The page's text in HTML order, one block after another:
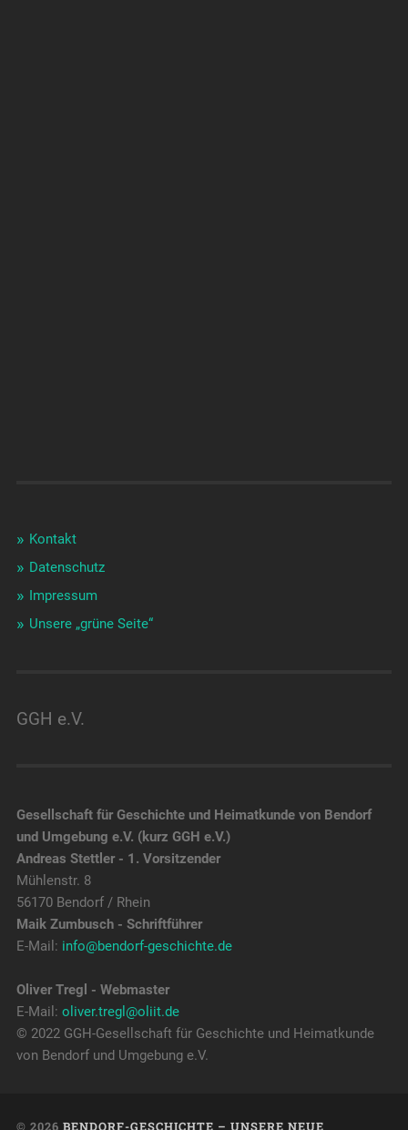
Kontakt
Datenschutz
Impressum
Unsere „grüne Seite“
GGH e.V.
Gesellschaft für Geschichte und Heimatkunde von Bendorf
und Umgebung e.V. (kurz GGH e.V.)
Andreas Stettler - 1. Vorsitzender
Mühlenstr. 8
56170 Bendorf / Rhein
Maik Zumbusch - Schriftführer
E-Mail: info@bendorf-geschichte.de
Oliver Tregl - Webmaster
E-Mail: oliver.tregl@oliit.de
© 2022 GGH-Gesellschaft für Geschichte und Heimatkunde
von Bendorf und Umgebung e.V.
© 2026 BENDORF-GESCHICHTE – UNSERE NEUE